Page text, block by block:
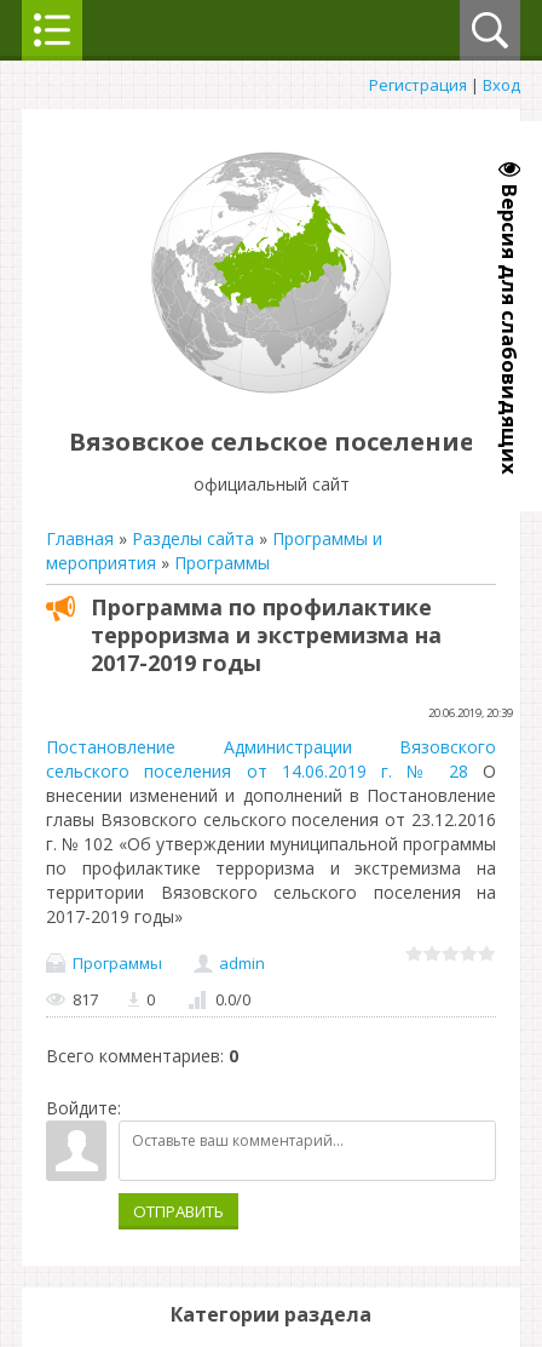
Версия для слабовидящих
Регистрация | Вход
Вязовское сельское поселение
официальный сайт
Главная » Разделы сайта » Программы и
мероприятия » Программы
Программа по профилактике
терроризма и экстремизма на
2017-2019 годы
20.06.2019, 20:39
Постановление Администрации Вязовского
сельского поселения от 14.06.2019 г. № 28 О
внесении изменений и дополнений в Постановление
главы Вязовского сельского поселения от 23.12.2016
г. № 102 «Об утверждении муниципальной программы
по профилактике терроризма и экстремизма на
территории Вязовского сельского поселения на
2017-2019 годы»
Программы
admin
817
0 0.0/0
Всего комментариев: 0
Войдите:
ОТПРАВИТЬ
Категории раздела